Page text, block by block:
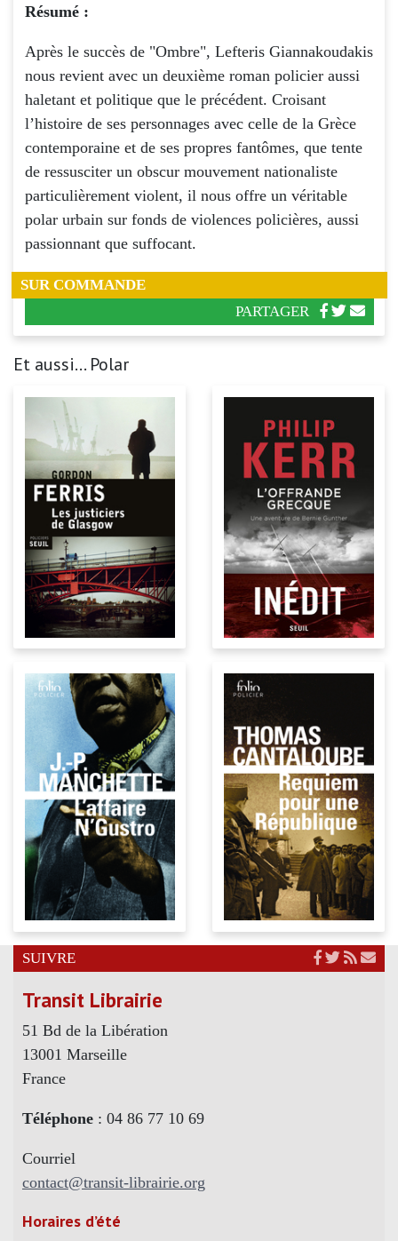
Résumé :
Après le succès de "Ombre", Lefteris Giannakoudakis
nous revient avec un deuxième roman policier aussi
haletant et politique que le précédent. Croisant
l’histoire de ses personnages avec celle de la Grèce
contemporaine et de ses propres fantômes, que tente
de ressusciter un obscur mouvement nationaliste
particulièrement violent, il nous offre un véritable
polar urbain sur fonds de violences policières, aussi
passionnant que suffocant.
SUR COMMANDE
PARTAGER
Et aussi... Polar
SUIVRE
Transit Librairie
51 Bd de la Libération
13001 Marseille
France
Téléphone : 04 86 77 10 69
Courriel
contact@transit-librairie.org
Horaires d’été